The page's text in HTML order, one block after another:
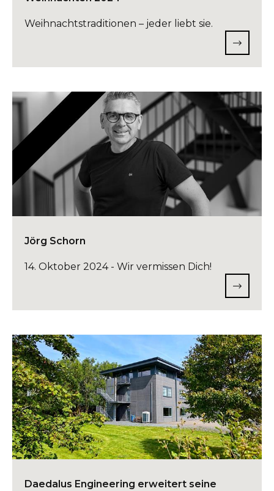
Weihnachtstraditionen – jeder liebt sie.
Jörg Schorn
14. Oktober 2024 - Wir vermissen Dich!
Daedalus Engineering erweitert seine